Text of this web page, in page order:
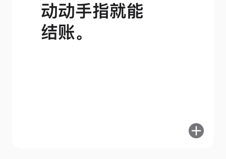
动动手指就能
结账。
进